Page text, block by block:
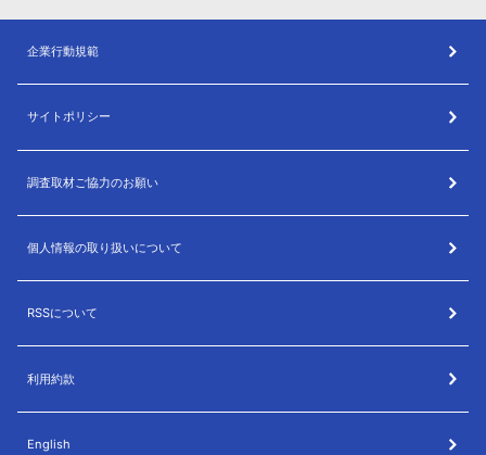
企業行動規範
サイトポリシー
調査取材ご協力のお願い
個人情報の取り扱いについて
RSSについて
利用約款
English